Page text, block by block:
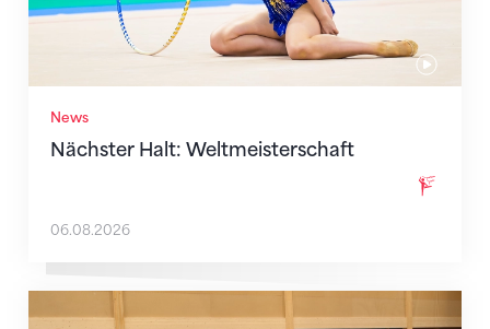
News
Nächster Halt: Weltmeisterschaft
06.08.2026
Mit klaren Zielen nach Zagreb